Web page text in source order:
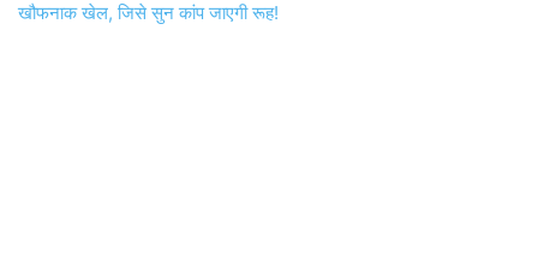
खौफनाक खेल, जिसे सुन कांप जाएगी रूह!